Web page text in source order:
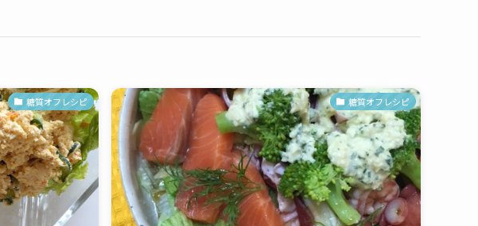
糖質オフレシピ 糖質オフレシピ